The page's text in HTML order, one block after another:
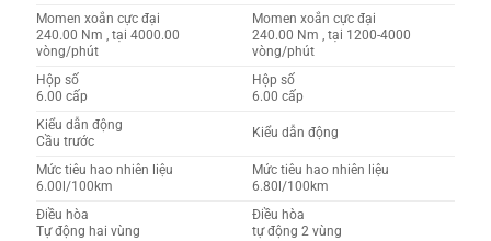
Momen xoắn cực đại
240.00 Nm , tại 4000.00
vòng/phút
Momen xoắn cực đại
240.00 Nm , tại 1200-4000
vòng/phút
Hộp số
6.00 cấp
Hộp số
6.00 cấp
Kiểu dẫn động
Cầu trước
Kiểu dẫn động
Mức tiêu hao nhiên liệu
6.00l/100km
Mức tiêu hao nhiên liệu
6.80l/100km
Điều hòa
Tự động hai vùng
Điều hòa
tự động 2 vùng